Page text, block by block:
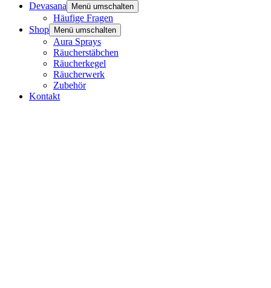
Devasana
Menü umschalten
Häufige Fragen
Shop
Menü umschalten
Aura Sprays
Räucherstäbchen
Räucherkegel
Räucherwerk
Zubehör
Kontakt